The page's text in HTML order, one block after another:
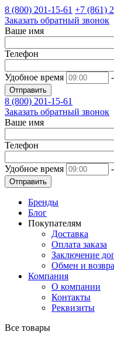
8 (800) 201-15-61 +7 (861)
Заказать обратный звонок
Ваше имя
Телефон
Удобное время -
Отправить
8 (800) 201-15-61
Заказать обратный звонок
Ваше имя
Телефон
Удобное время -
Отправить
Бренды
Блог
Покупателям
Доставка
Оплата заказа
Заключение
Обмен и
Компания
О компании
Контакты
Реквизиты
Все товары